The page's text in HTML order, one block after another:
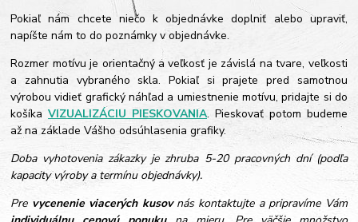
Pokiaľ nám chcete niečo k objednávke doplniť alebo upraviť,
napíšte nám to do poznámky v objednávke.
Rozmer motívu je orientačný a veľkosť je závislá na tvare, veľkosti
a zahnutia vybraného skla. Pokiaľ si prajete pred samotnou
výrobou vidieť grafický náhľad a umiestnenie motívu, pridajte si do
košíkaVIZUALIZÁCIU PIESKOVANIA. Pieskovať potom budeme
až na základe Vášho odsúhlasenia grafiky.
Doba vyhotovenia zákazky je zhruba 5-20 pracovných dní (podľa
kapacity výroby a termínu objednávky).
Pre vycenenie viacerých kusovnás kontaktujte a pripravíme Vám